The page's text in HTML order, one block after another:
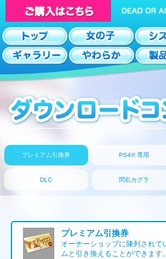
プレミアム引換券 PS4® 専用
DLC 閃乱カグラ
プレミアム引換券
オーナーショップに陳列されて
ムと引き換えることができます。